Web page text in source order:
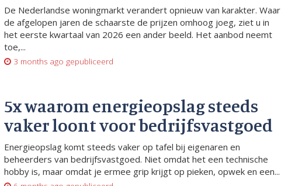
De Nederlandse woningmarkt verandert opnieuw van karakter. Waar
de afgelopen jaren de schaarste de prijzen omhoog joeg, ziet u in
het eerste kwartaal van 2026 een ander beeld. Het aanbod neemt
toe,...
3 months ago gepubliceerd
5x waarom energieopslag steeds
vaker loont voor bedrijfsvastgoed
Energieopslag komt steeds vaker op tafel bij eigenaren en
beheerders van bedrijfsvastgoed. Niet omdat het een technische
hobby is, maar omdat je ermee grip krijgt op pieken, opwek en een...